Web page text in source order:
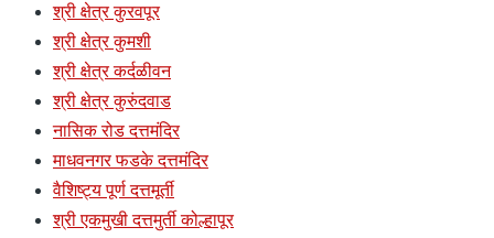
श्री क्षेत्र कुरवपूर
श्री क्षेत्र कुमशी
श्री क्षेत्र कर्दळीवन
श्री क्षेत्र कुरुंदवाड
नासिक रोड दत्तमंदिर
माधवनगर फडके दत्तमंदिर
वैशिष्ट्य पूर्ण दत्तमूर्ती
श्री एकमुखी दत्तमुर्ती कोल्हापूर